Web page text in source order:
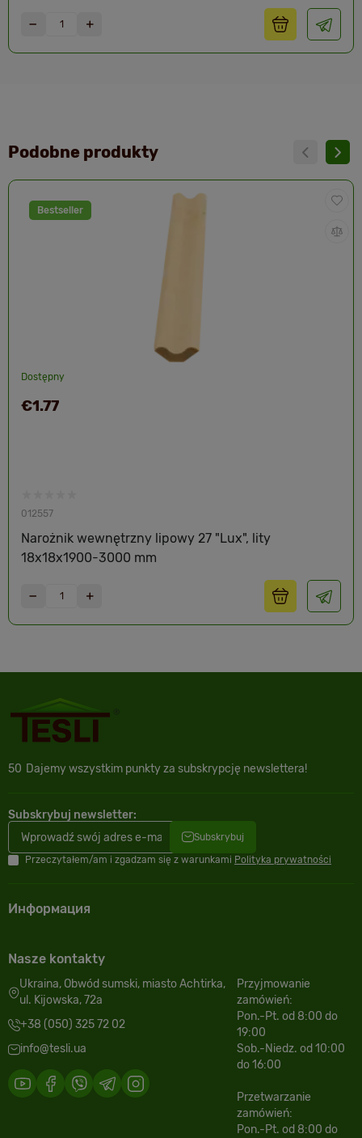
Podobne produkty
Bestseller
Dostępny
012557
Narożnik wewnętrzny lipowy 27 "Lux", lity
18x18x1900-3000 mm
€1.77
50 Dajemy wszystkim punkty za subskrypcję newslettera!
Subskrybuj newsletter:
Subskrybuj
Przeczytałem/am i zgadzam się z warunkami Polityka prywatności
Информация
Nasze kontakty
Ukraina, Obwód sumski, miasto Achtirka,
ul. Kijowska, 72a
+38 (050) 325 72 02
info@tesli.ua
Przyjmowanie
zamówień:
Pon.-Pt. od 8:00 do
19:00
Sob.-Niedz. od 10:00
do 16:00
Przetwarzanie
zamówień:
Pon.-Pt. od 8:00 do